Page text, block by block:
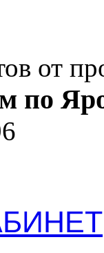
от
по